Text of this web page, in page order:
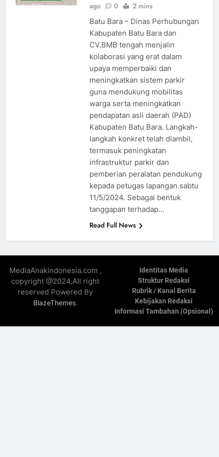
ago
0 2 mins
Batu Bara – Dinas Perhubungan
Kabupaten Batu Bara dan
CV.BMB tengah menjalin
kolaborasi yang erat dalam
upaya memperbaiki dan
meningkatkan sistem parkir
guna mendukung mobilitas
warga serta meningkatkan
pendapatan asli daerah (PAD)
Kabupaten Batu Bara. Langkah-
langkah konkret telah diambil,
termasuk peningkatan
infrastruktur parkir dan
pemberian peralatan pendukung
kepada petugas lapangan.sabtu
11/5/2024. Sebagai bentuk
tanggapan terhadap…
Read Full News
MediaAnakIndonesia.com ,
copyright @2024,All right
reserved Powered By
BlazeThemes.
Identitas Media
Struktur Redaksi
Rubrik / Kanal Berita
Kebijakan Redaksi
Informasi Tambahan (Opsional)